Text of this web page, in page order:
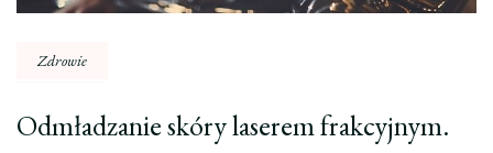
Zdrowie
Odmładzanie skóry laserem frakcyjnym.